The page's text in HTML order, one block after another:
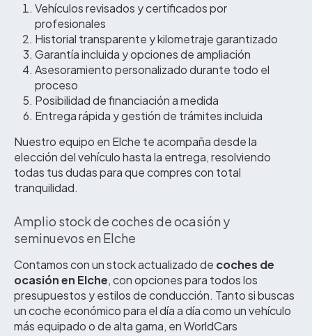
Vehículos revisados y certificados por
profesionales
Historial transparente y kilometraje garantizado
Garantía incluida y opciones de ampliación
Asesoramiento personalizado durante todo el
proceso
Posibilidad de financiación a medida
Entrega rápida y gestión de trámites incluida
Nuestro equipo en Elche te acompaña desde la
elección del vehículo hasta la entrega, resolviendo
todas tus dudas para que compres con total
tranquilidad.
Amplio stock de coches de ocasión y
seminuevos en Elche
Contamos con un stock actualizado de coches de
ocasión en Elche, con opciones para todos los
presupuestos y estilos de conducción. Tanto si buscas
un coche económico para el día a día como un vehículo
más equipado o de alta gama, en WorldCars